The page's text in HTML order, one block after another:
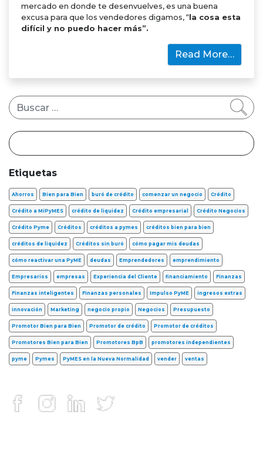
mercado en donde te desenvuelves, es una buena
excusa para que los vendedores digamos, “ la cosa esta
difícil y no puedo hacer más”.
Read More…
Buscar
Etiquetas
Ahorros Bien para Bien buró de crédito comenzar un negocio Crédito
Crédito a MiPyMES crédito de liquidez Crédito empresarial Crédito Negocios
Crédito Pyme Créditos créditos a pymes créditos bien para bien
créditos de liquidez Créditos sin buró cómo pagar mis deudas
cómo reactivar una PyME deudas Emprendedores emprendimiento
Empresarios empresas Experiencia del Cliente financiamiento Finanzas
Finanzas inteligentes Finanzas personales Impulso PyME ingresos extras
innovación Marketing negocio propio Negocios Presupuesto
Promotor Bien para Bien Promotor de crédito Promotor de créditos
Promotores Bien para Bien Promotores BpB promotores independientes
pyme Pymes PyMES en la Nueva Normalidad vender ventas